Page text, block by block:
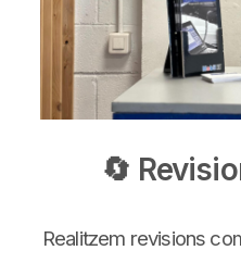
🔄
Realitzem revisions